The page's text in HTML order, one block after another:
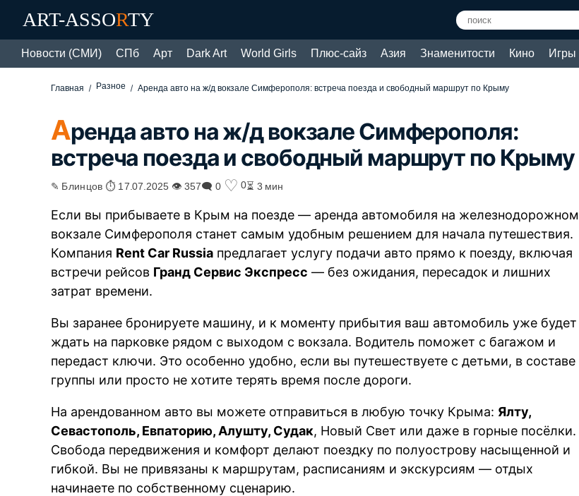
ART-ASSORTY
Новости (СМИ) СПб Арт Dark Art World Girls Плюс-сайз Азия Знаменитости Кино Игры
Главная Разное Аренда авто на ж/д вокзале Симферополя: встреча поезда и свободный маршрут по Крыму
Аренда авто на ж/д вокзале Симферополя:
встреча поезда и свободный маршрут по Крыму
✎ Блинцов ⏱ 17.07.2025 👁 357🗨 0 ♡ 0⏳ 3 мин
Если вы прибываете в Крым на поезде — аренда автомобиля на железнодорожном
вокзале Симферополя станет самым удобным решением для начала путешествия.
Компания Rent Car Russia предлагает услугу подачи авто прямо к поезду, включая
встречи рейсов Гранд Сервис Экспресс — без ожидания, пересадок и лишних
затрат времени.
Вы заранее бронируете машину, и к моменту прибытия ваш автомобиль уже будет
ждать на парковке рядом с выходом с вокзала. Водитель поможет с багажом и
передаст ключи. Это особенно удобно, если вы путешествуете с детьми, в составе
группы или просто не хотите терять время после дороги.
На арендованном авто вы можете отправиться в любую точку Крыма: Ялту,
Севастополь, Евпаторию, Алушту, Судак, Новый Свет или даже в горные посёлки.
Свобода передвижения и комфорт делают поездку по полуострову насыщенной и
гибкой. Вы не привязаны к маршрутам, расписаниям и экскурсиям — отдых
начинаете по собственному сценарию.